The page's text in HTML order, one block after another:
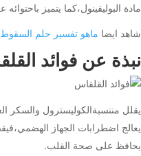
مادة البوليفينول،كما يتميز
شاهد ايضا ماهو تفسير حلم
نبذة عن فوائد
يقلل مننسبةالكوليسترول والسكر
يعالج اضطرابات الجهاز
يحافظ على صحة القلب.